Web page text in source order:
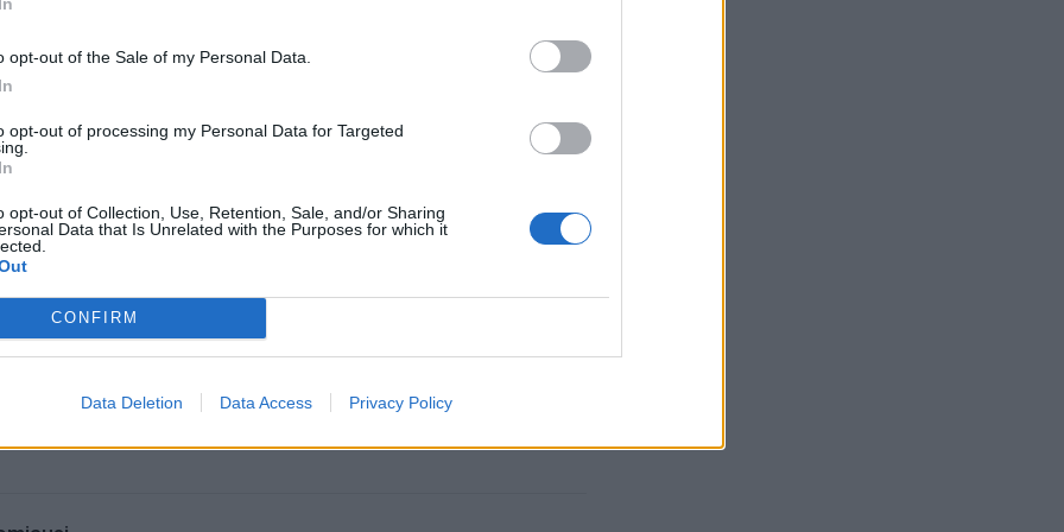
opt-out of the Sale of my Personal Data.
opt-out of processing my Personal Data for Targeted
opt-out of Collection, Use, Retention, Sale, and/or Sharing
Data that Is Unrelated with the Purposes for which it
CONFIRM
Data Deletion Data Access Privacy Policy
gerai suprastų tokio centro atsiradimo naudą ir aktyviai
vietinės savivaldos politikams, paskatindami juos nestabdyti,